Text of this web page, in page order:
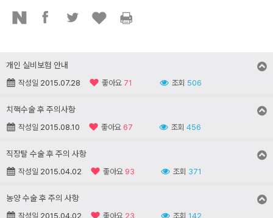
개인 실비보험 안내
작성일 2015.07.28 좋아요 71 조회 506
치핵수술 후 주의사항
작성일 2015.08.10 좋아요 67 조회 456
직장탈 수술 후 주의 사항
작성일 2015.04.02 좋아요 93 조회 371
농양 수술 후 주의 사항
작성일 2015.04.02 좋아요 23 조회 142